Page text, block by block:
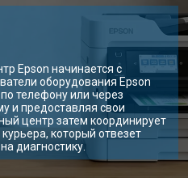
Epson начинается с
оборудования Epson
телефону или через
и предоставляя свои
центр затем координирует
который отвезет
диагностику.